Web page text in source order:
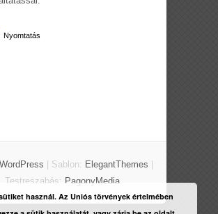
Nyomtatás
WordPress | Sablon: ElegantThemes
Testreszabás: PagonyMedia
használ. Az Uniós törvények értelmében